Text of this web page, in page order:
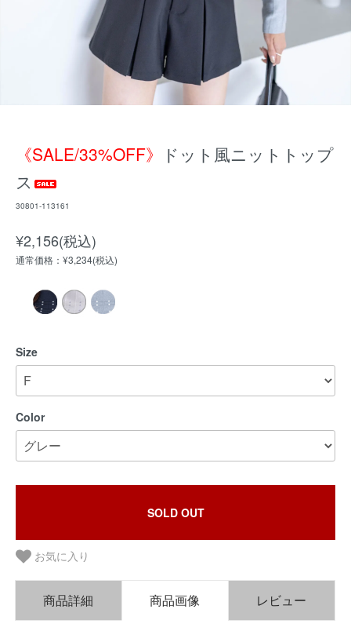
《SALE/33%OFF》 ドット風ニットトップ
ス
30801-113161
¥2,156(税込)
通常価格：¥3,234(税込)
Size
Color
SOLD OUT
お気に入り
商品詳細 商品画像 レビュー